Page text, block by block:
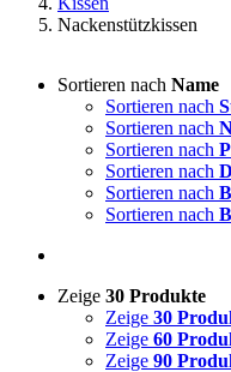
Nackenstützkissen
Sortieren nach Name
Sortieren nach
Sortieren nach
Sortieren nach
Sortieren nach
Sortieren nach
Sortieren nach
Zeige 30 Produkte
Zeige 30
Zeige 60
Zeige 90